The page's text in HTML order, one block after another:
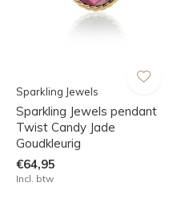
Sparkling Jewels
Sparkling Jewels pendant
Twist Candy Jade
Goudkleurig
€64,95
Incl. btw